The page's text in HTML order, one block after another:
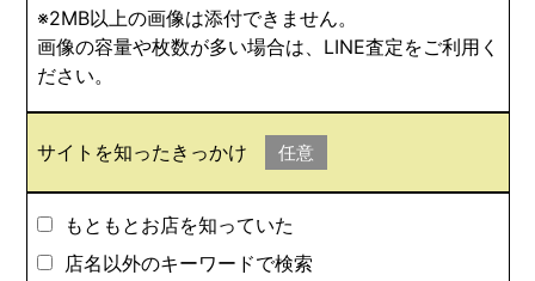
※2MB以上の画像は添付できません。
画像の容量や枚数が多い場合は、LINE査定をご利用く
ださい。
サイトを知ったきっかけ 任意
もともとお店を知っていた
店名以外のキーワードで検索